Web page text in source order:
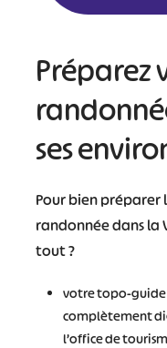
Préparez
ses
Pour bien
randonnée dans la
tout ?
votre topo-guide
complètement
l’office de